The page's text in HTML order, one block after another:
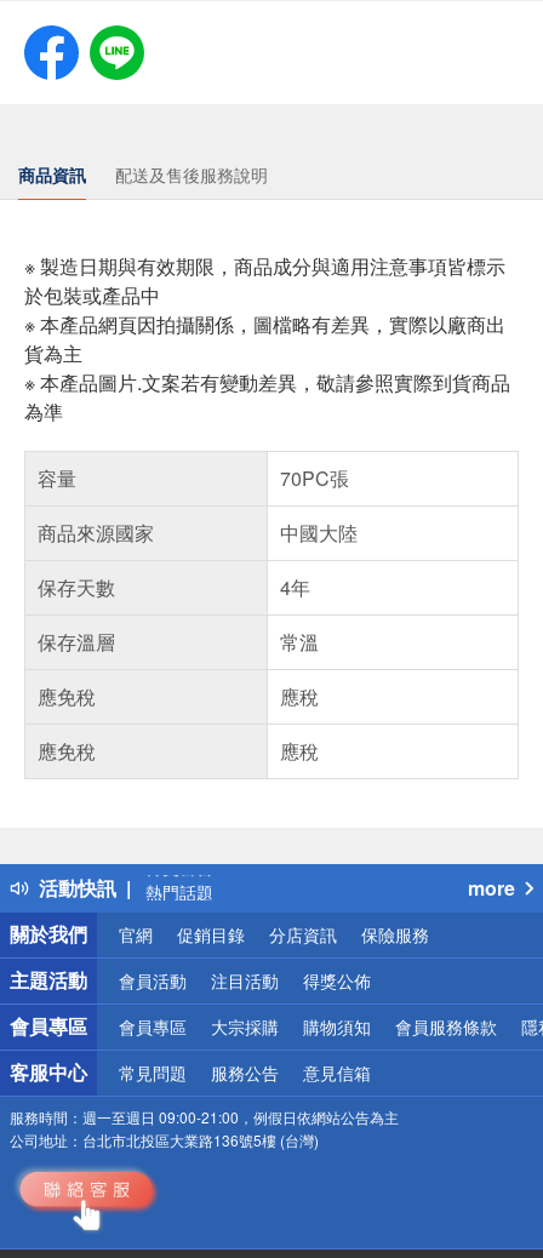
商品資訊 配送及售後服務說明
※ 製造日期與有效期限，商品成分與適用注意事項皆標示
於包裝或產品中
※ 本產品網頁因拍攝關係，圖檔略有差異，實際以廠商出
貨為主
※ 本產品圖片.文案若有變動差異，敬請參照實際到貨商品
為準
容量
70PC張
商品來源國家
中國大陸
保存天數
4年
保存溫層
常溫
應免稅
應稅
應免稅
應稅
活動快訊
得獎公告
熱門話題
銀行優惠
偏遠地區配送
詐騙網頁！請小心！
more
關於我們
官網 促銷目錄 分店資訊 保險服務
主題活動 會員活動 注目活動 得獎公佈
會員專區 會員專區 大宗採購 購物須知 會員服務條款 隱
客服中心 常見問題 服務公告 意見信箱
服務時間： 週一至週日 09:00-21:00，例假日依網站公告為主
公司地址： 台北市北投區大業路136號5樓 (台灣)